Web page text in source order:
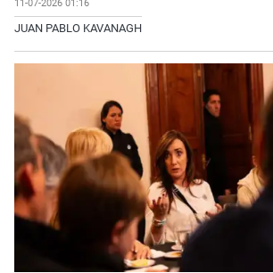
11-07-2026 01:16
JUAN PABLO KAVANAGH